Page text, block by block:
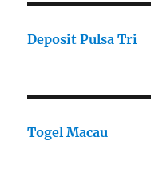
Deposit Pulsa Tri
Togel Macau